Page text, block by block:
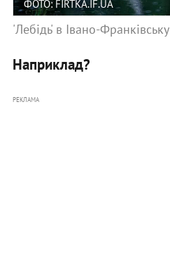
ФОТО: FIRTKA.IF.UA
'Лебідь' в Івано-Франківську
Наприклад?
РЕКЛАМА